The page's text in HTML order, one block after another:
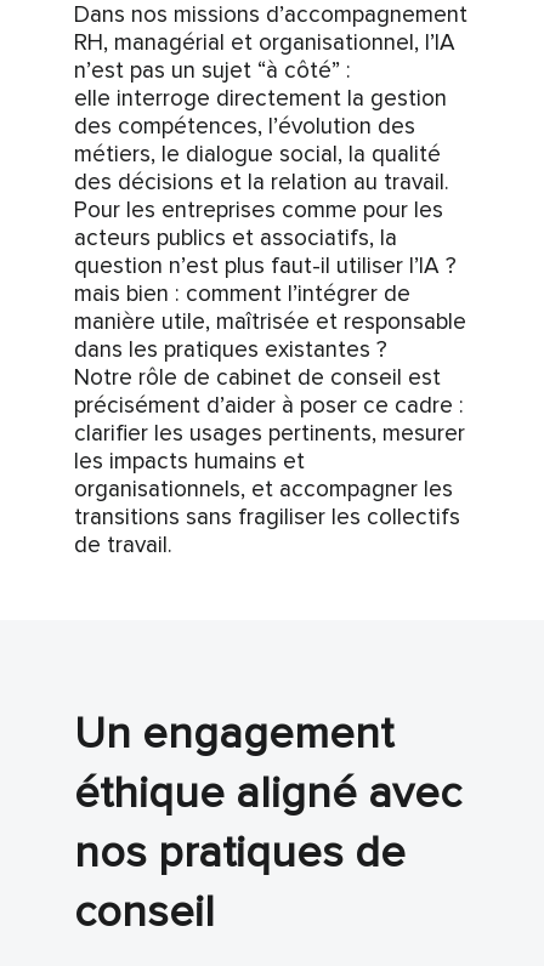
Dans nos missions d’accompagnement
RH, managérial et organisationnel, l’IA
n’est pas un sujet “à côté” :
elle interroge directement la gestion
des compétences, l’évolution des
métiers, le dialogue social, la qualité
des décisions et la relation au travail.
Pour les entreprises comme pour les
acteurs publics et associatifs, la
question n’est plus faut-il utiliser l’IA ?
mais bien : comment l’intégrer de
manière utile, maîtrisée et responsable
dans les pratiques existantes ?
Notre rôle de cabinet de conseil est
précisément d’aider à poser ce cadre :
clarifier les usages pertinents, mesurer
les impacts humains et
organisationnels, et accompagner les
transitions sans fragiliser les collectifs
de travail.
Un engagement
éthique aligné avec
nos pratiques de
conseil